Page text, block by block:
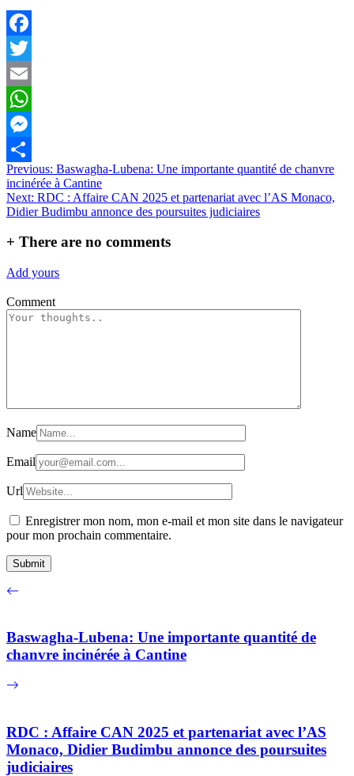
Facebook
Twitter
Email
WhatsApp
Messenger
Partager
Navigation
de
l’article
Previous: Baswagha-Lubena: Une importante quantité de chanvre
incinérée à Cantine
Next: RDC : Affaire CAN 2025 et partenariat avec l’AS Monaco,
Didier Budimbu annonce des poursuites judiciaires
+ There are no comments
Add yours
Comment
Name
Email
Url
Enregistrer mon nom, mon e-mail et mon site dans le navigateur
pour mon prochain commentaire.
Baswagha-Lubena: Une importante quantité de
chanvre incinérée à Cantine
RDC : Affaire CAN 2025 et partenariat avec l’AS
Monaco, Didier Budimbu annonce des poursuites
judiciaires